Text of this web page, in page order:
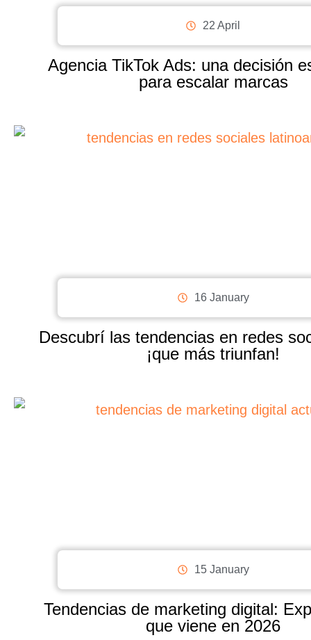
22 April
Agencia TikTok Ads: una decisión
para escalar marcas
16 January
Descubrí las tendencias en redes
¡que más triunfan!
15 January
Tendencias de marketing digital:
que viene en 2026